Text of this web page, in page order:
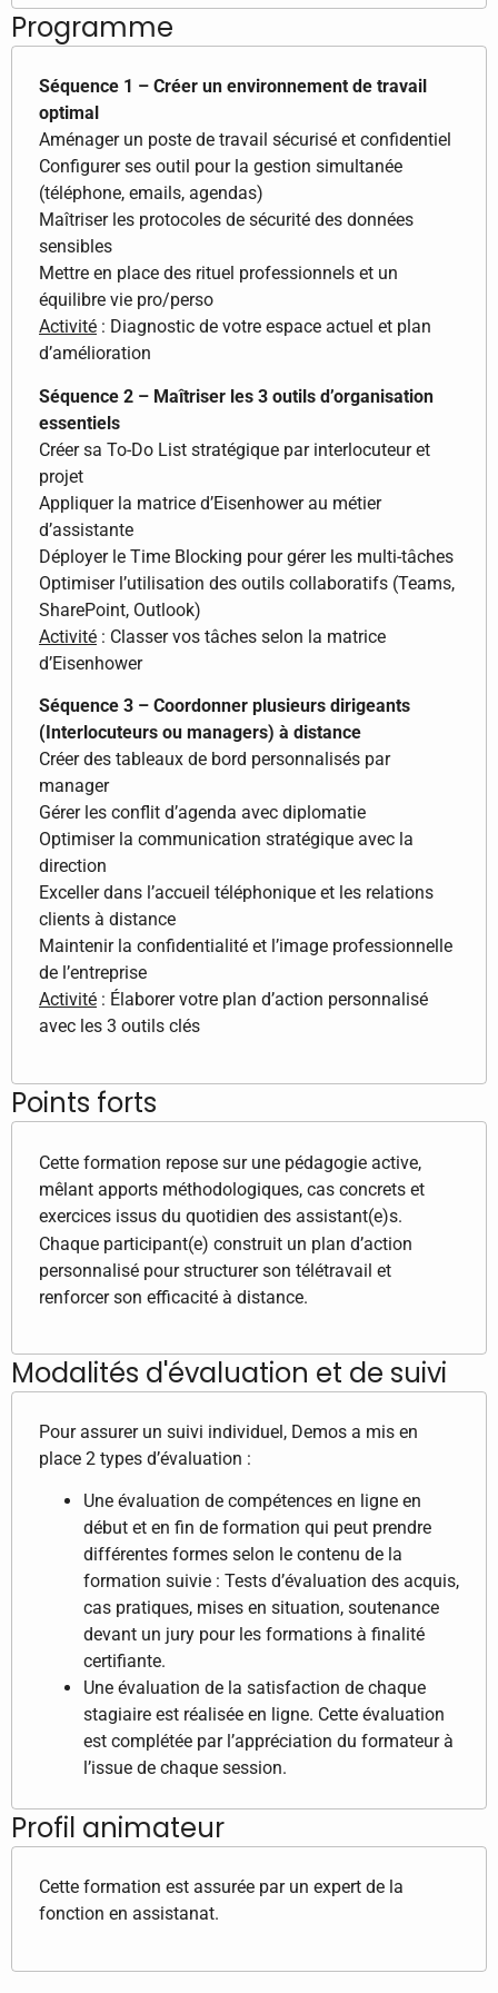
Programme
Séquence 1 – Créer un environnement de travail
optimal
Aménager un poste de travail sécurisé et confidentiel
Configurer ses outil pour la gestion simultanée
(téléphone, emails, agendas)
Maîtriser les protocoles de sécurité des données
sensibles
Mettre en place des rituel professionnels et un
équilibre vie pro/perso
Activité : Diagnostic de votre espace actuel et plan
d’amélioration
Séquence 2 – Maîtriser les 3 outils d’organisation
essentiels
Créer sa To-Do List stratégique par interlocuteur et
projet
Appliquer la matrice d’Eisenhower au métier
d’assistante
Déployer le Time Blocking pour gérer les multi-tâches
Optimiser l’utilisation des outils collaboratifs (Teams,
SharePoint, Outlook)
Activité : Classer vos tâches selon la matrice
d’Eisenhower
Séquence 3 – Coordonner plusieurs dirigeants
(Interlocuteurs ou managers) à distance
Créer des tableaux de bord personnalisés par
manager
Gérer les conflit d’agenda avec diplomatie
Optimiser la communication stratégique avec la
direction
Exceller dans l’accueil téléphonique et les relations
clients à distance
Maintenir la confidentialité et l’image professionnelle
de l’entreprise
Activité : Élaborer votre plan d’action personnalisé
avec les 3 outils clés
Points forts
Cette formation repose sur une pédagogie active,
mêlant apports méthodologiques, cas concrets et
exercices issus du quotidien des assistant(e)s.
Chaque participant(e) construit un plan d’action
personnalisé pour structurer son télétravail et
renforcer son efficacité à distance.
Modalités d'évaluation et de suivi
Pour assurer un suivi individuel, Demos a mis en
place 2 types d’évaluation :
Une évaluation de compétences en ligne en
début et en fin de formation qui peut prendre
différentes formes selon le contenu de la
formation suivie : Tests d’évaluation des acquis,
cas pratiques, mises en situation, soutenance
devant un jury pour les formations à finalité
certifiante.
Une évaluation de la satisfaction de chaque
stagiaire est réalisée en ligne. Cette évaluation
est complétée par l’appréciation du formateur à
l’issue de chaque session.
Profil animateur
Cette formation est assurée par un expert de la
fonction en assistanat.